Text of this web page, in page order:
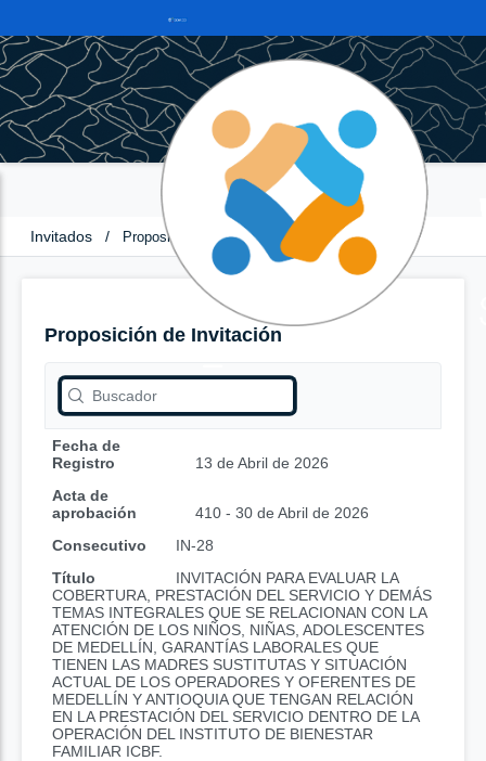
Invitados / Proposición de Invitación
Proposición de Invitación
Fecha de
Registro
13 de Abril de 2026
Acta de
aprobación
410 - 30 de Abril de 2026
Consecutivo
IN-28
Título
INVITACIÓN PARA EVALUAR LA
COBERTURA, PRESTACIÓN DEL SERVICIO Y DEMÁS
TEMAS INTEGRALES QUE SE RELACIONAN CON LA
ATENCIÓN DE LOS NIÑOS, NIÑAS, ADOLESCENTES
DE MEDELLÍN, GARANTÍAS LABORALES QUE
TIENEN LAS MADRES SUSTITUTAS Y SITUACIÓN
ACTUAL DE LOS OPERADORES Y OFERENTES DE
MEDELLÍN Y ANTIOQUIA QUE TENGAN RELACIÓN
EN LA PRESTACIÓN DEL SERVICIO DENTRO DE LA
OPERACIÓN DEL INSTITUTO DE BIENESTAR
FAMILIAR ICBF.